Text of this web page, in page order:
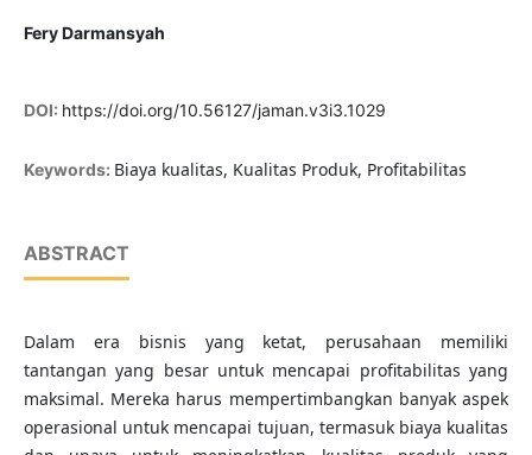
Fery Darmansyah
DOI: https://doi.org/10.56127/jaman.v3i3.1029
Keywords: Biaya kualitas, Kualitas Produk, Profitabilitas
ABSTRACT
Dalam era bisnis yang ketat, perusahaan memiliki
tantangan yang besar untuk mencapai profitabilitas yang
maksimal. Mereka harus mempertimbangkan banyak aspek
operasional untuk mencapai tujuan, termasuk biaya kualitas